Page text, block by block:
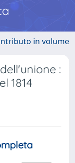
in volume
:
1814